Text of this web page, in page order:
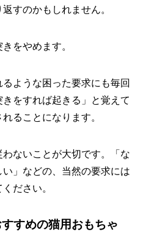
すのかもしれません。
をやめます。
ような困った要求にも毎回
をすれば起きる」と覚えて
ることになります。
ないことが大切です。「な
」などの、当然の要求には
ださい。
すめの猫用おもちゃ